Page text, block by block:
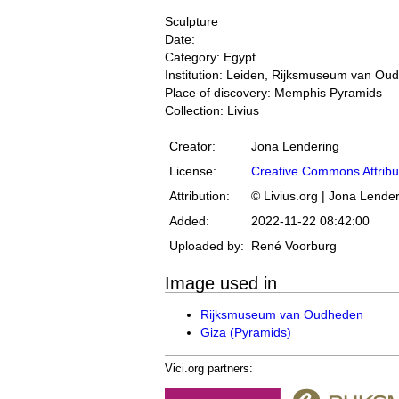
Sculpture
Date:
Category: Egypt
Institution: Leiden, Rijksmuseum van
Place of discovery: Memphis Pyramids
Collection: Livius
Creator:
Jona Lendering
License:
Creative Commons
Attribution:
© Livius.org | Jona
Added:
2022-11-22 08:42:00
Uploaded by:
René Voorburg
Image used in
Rijksmuseum van Oudheden
Giza (Pyramids)
Vici.org partners: